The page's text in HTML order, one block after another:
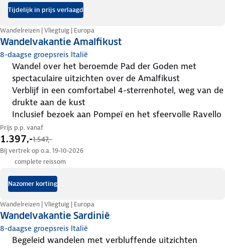
Tijdelijk in prijs verlaagd
Wandelvakantie Amalfikust
Wandelreizen | Vliegtuig | Europa
8-daagse groepsreis Italië
wandel over het beroemde Pad der Goden met
spectaculaire uitzichten over de Amalfikust
verblijf in een comfortabel 4-sterrenhotel, weg van de
drukte aan de kust
inclusief bezoek aan Pompeï en het sfeervolle Ravello
Prijs p.p. vanaf
1.397,-1.547,-
Bij vertrek op o.a. 19-10-2026
complete reissom
Nazomer korting
Wandelvakantie Sardinië
Wandelreizen | Vliegtuig | Europa
8-daagse groepsreis Italië
begeleid wandelen met verbluffende uitzichten